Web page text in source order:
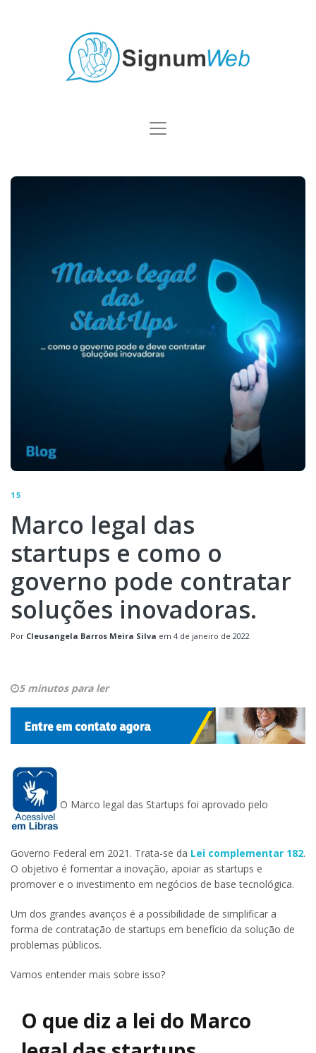
15
Marco legal das
startups e como o
governo pode contratar
soluções inovadoras.
Por Cleusangela Barros Meira Silva em 4 de janeiro de 2022
5 minutos para ler
O Marco legal das Startups foi aprovado pelo
Governo Federal em 2021. Trata-se da Lei complementar 182.
O objetivo é fomentar a inovação, apoiar as startups e
promover e o investimento em negócios de base tecnológica.
Um dos grandes avanços é a possibilidade de simplificar a
forma de contratação de startups em benefício da solução de
problemas públicos.
Vamos entender mais sobre isso?
O que diz a lei do Marco